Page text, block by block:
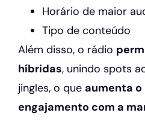
Horário de maior
Tipo de conteúdo
Além disso, o rádio
híbridas, unindo spots
jingles, o que aumenta
engajamento com a